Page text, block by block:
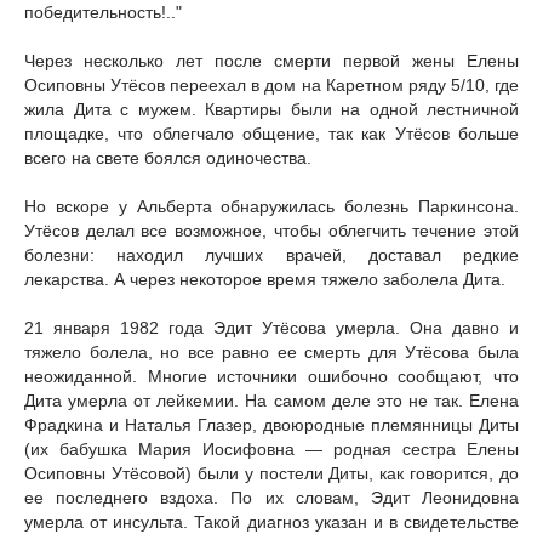
победительность!.."
Через несколько лет после смерти первой жены Елены
Осиповны Утёсов переехал в дом на Каретном ряду 5/10, где
жила Дита с мужем. Квартиры были на одной лестничной
площадке, что облегчало общение, так как Утёсов больше
всего на свете боялся одиночества.
Но вскоре у Альберта обнаружилась болезнь Паркинсона.
Утёсов делал все возможное, чтобы облегчить течение этой
болезни: находил лучших врачей, доставал редкие
лекарства. А через некоторое время тяжело заболела Дита.
21 января 1982 года Эдит Утёсова умерла. Она давно и
тяжело болела, но все равно ее смерть для Утёсова была
неожиданной. Многие источники ошибочно сообщают, что
Дита умерла от лейкемии. На самом деле это не так. Елена
Фрадкина и Наталья Глазер, двоюродные племянницы Диты
(их бабушка Мария Иосифовна — родная сестра Елены
Осиповны Утёсовой) были у постели Диты, как говорится, до
ее последнего вздоха. По их словам, Эдит Леонидовна
умерла от инсульта. Такой диагноз указан и в свидетельстве